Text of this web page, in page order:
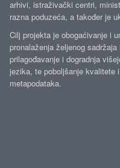
arhivi, istraživački centri,
razna poduzeća, a također je
Cilj projekta je obogaćivanje i
pronalaženja željenog
prilagođavanje i dogradnja
jezika, te poboljšanje kvalitete
metapodataka.